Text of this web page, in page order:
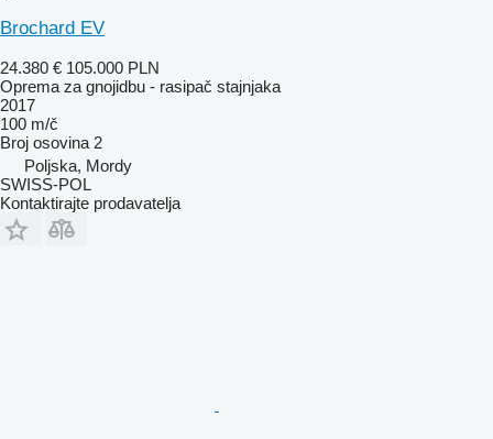
Brochard EV
24.380 € 105.000 PLN
Oprema za gnojidbu - rasipač stajnjaka
2017
100 m/č
Broj osovina 2
Poljska, Mordy
SWISS-POL
Kontaktirajte prodavatelja